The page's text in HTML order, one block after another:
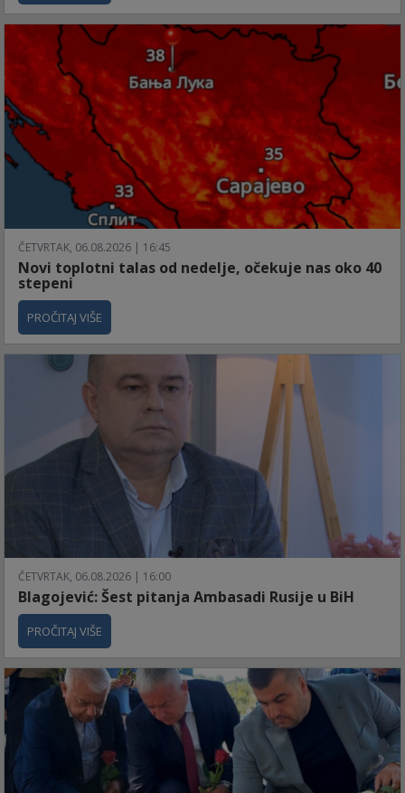
ČETVRTAK, 06.08.2026 | 16:45
Novi toplotni talas od nedelje, očekuje nas oko 40
stepeni
PROČITAJ VIŠE
ČETVRTAK, 06.08.2026 | 16:00
Blagojević: Šest pitanja Ambasadi Rusije u BiH
PROČITAJ VIŠE